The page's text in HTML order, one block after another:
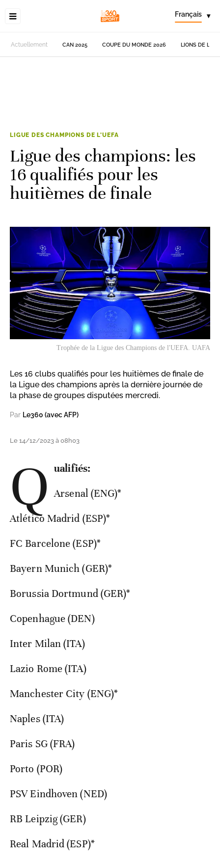
Français ▾
Actuellement CAN 2025 COUPE DU MONDE 2026 LIONS DE
LIGUE DES CHAMPIONS DE L'UEFA
Ligue des champions: les
16 qualifiés pour les
huitièmes de finale
Trophée de la Ligue des Champions de l'UEFA. UAFA
Les 16 clubs qualifiés pour les huitièmes de finale de
la Ligue des champions après la dernière journée de
la phase de groupes disputées mercredi.
Par Le360 (avec AFP)
Le 14/12/2023 à 08h03
Q ualifiés:
Arsenal (ENG)*
Atlético Madrid (ESP)*
FC Barcelone (ESP)*
Bayern Munich (GER)*
Borussia Dortmund (GER)*
Copenhague (DEN)
Inter Milan (ITA)
Lazio Rome (ITA)
Manchester City (ENG)*
Naples (ITA)
Paris SG (FRA)
Porto (POR)
PSV Eindhoven (NED)
RB Leipzig (GER)
Real Madrid (ESP)*